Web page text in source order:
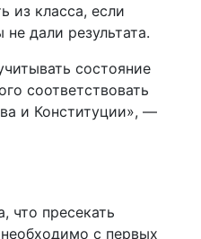
из класса, если
дали результата.
состояние
соответствовать
и Конституции», —
что пресекать
с первых